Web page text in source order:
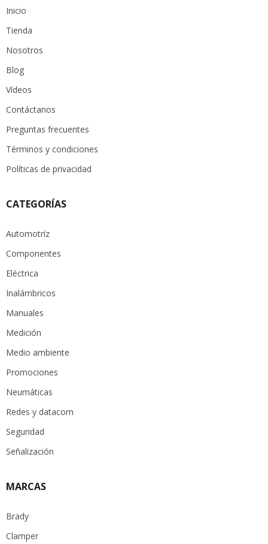
Inicio
Tienda
Nosotros
Blog
Vídeos
Contáctanos
Preguntas frecuentes
Términos y condiciones
Políticas de privacidad
CATEGORÍAS
Automotríz
Componentes
Eléctrica
Inalámbricos
Manuales
Medición
Medio ambiente
Promociones
Neumáticas
Redes y datacom
Seguridad
Señalización
MARCAS
Brady
Clamper